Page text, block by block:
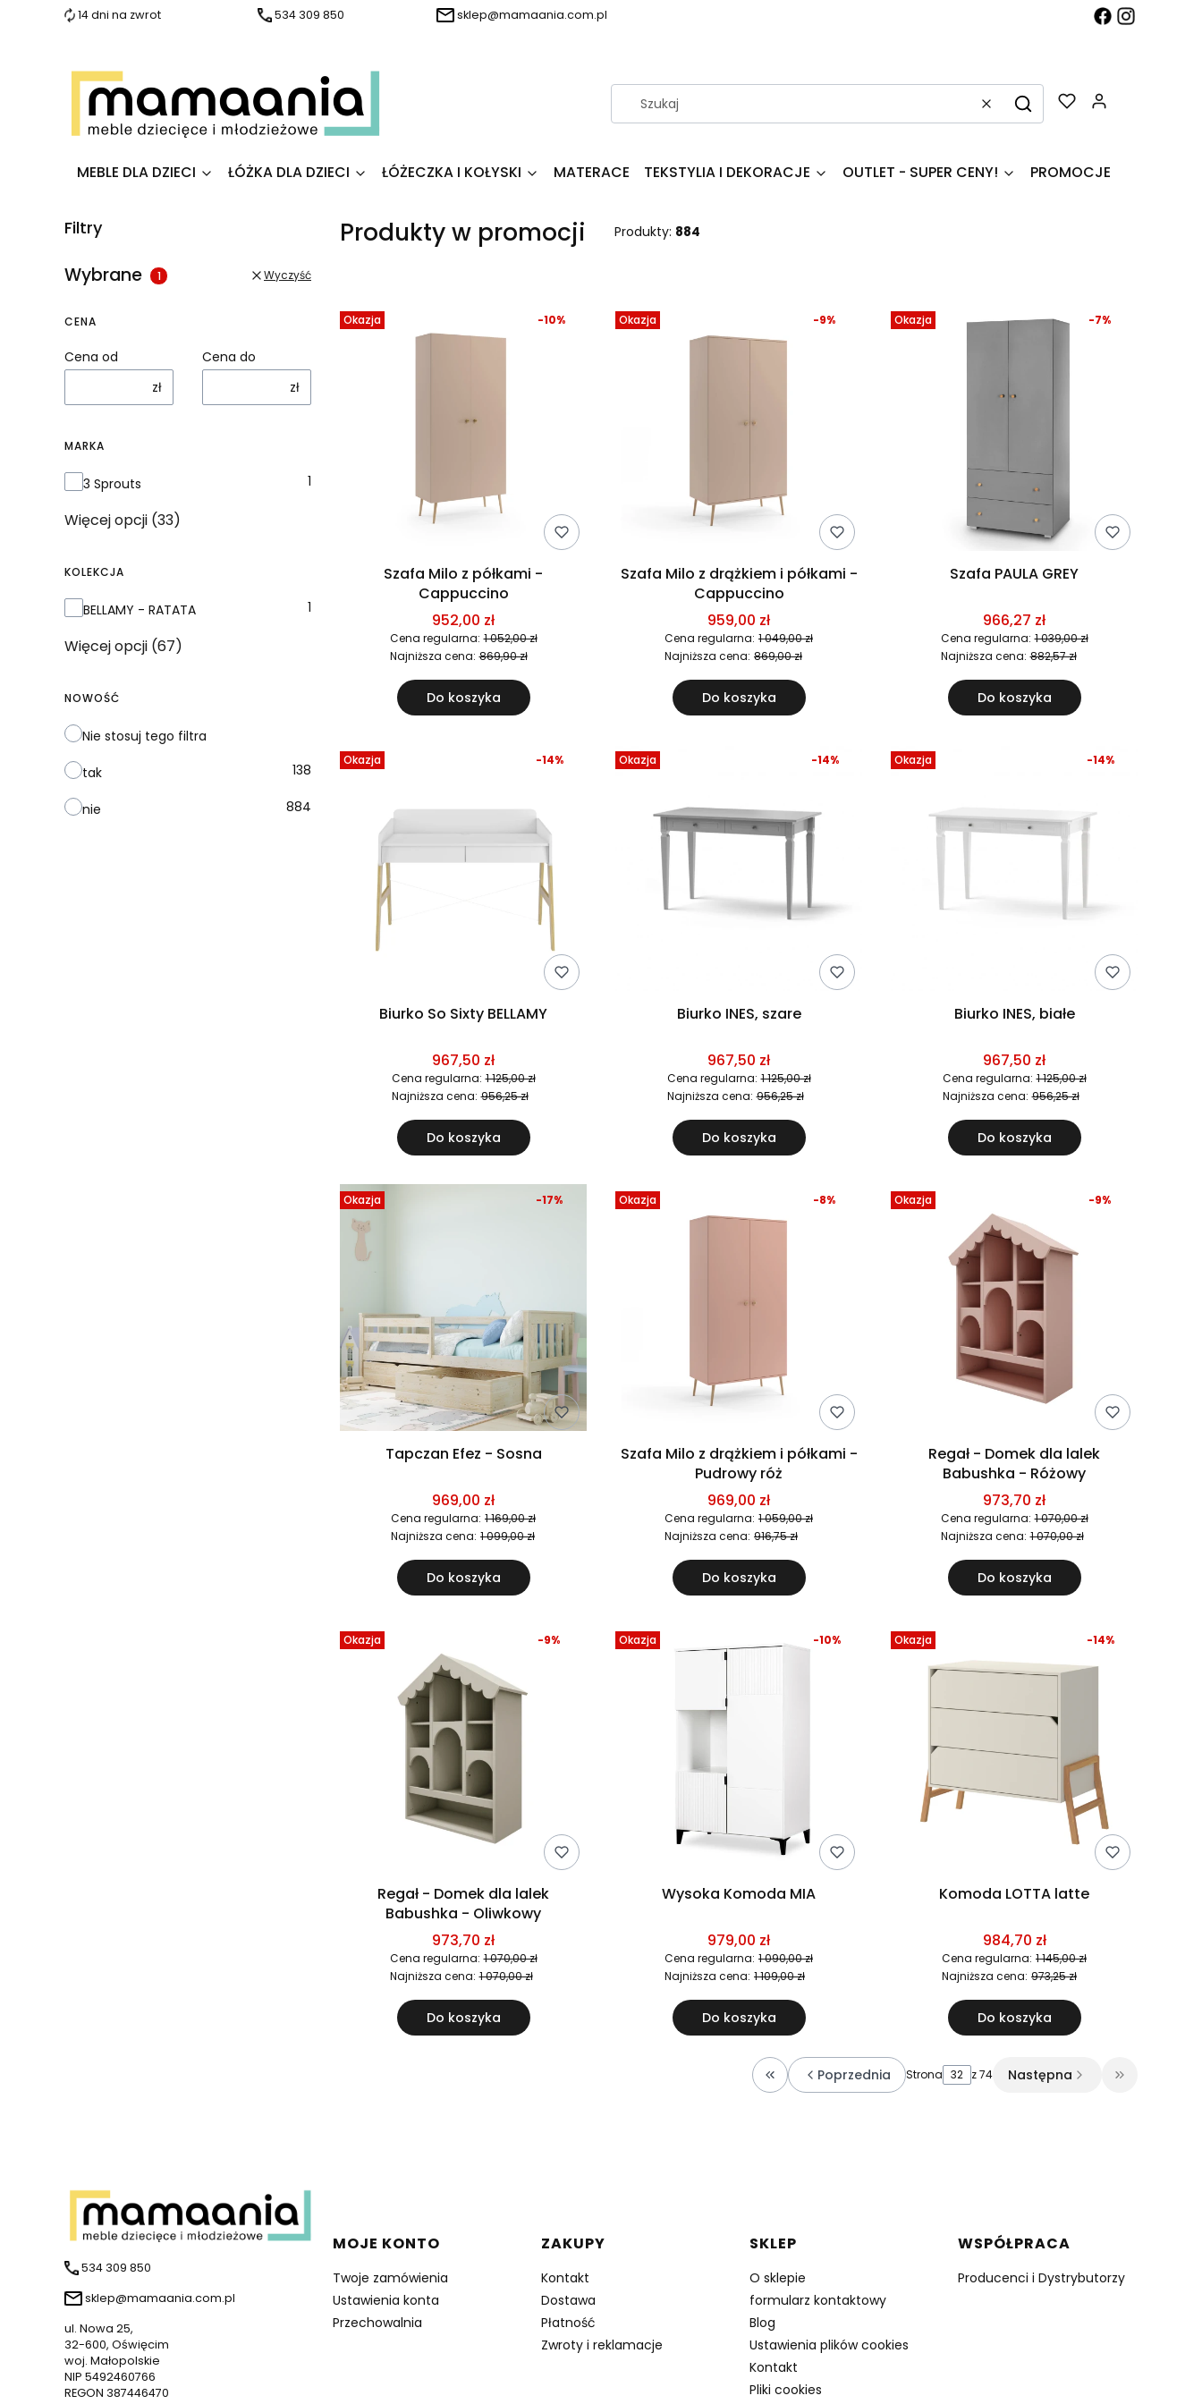
14 dni na zwrot 534 309 850 sklep@mamaania.com.pl
WyczyśćSzukaj
MEBLE DLA DZIECI ŁÓŻKA DLA DZIECI ŁÓŻECZKA I KOŁYSKI MATERACE TEKSTYLIA I DEKORACJE OUTLET - SUPER CENY! PROMOCJE
Filtry
Wybrane Wyczyść
CENA
Cena od
zł
Cena do
zł
MARKA
Marka
3 Sprouts 1
Więcej opcji (33)
KOLEKCJA
Kolekcja
BELLAMY - RATATA 1
Więcej opcji (67)
NOWOŚĆ
Nie stosuj tego filtra
tak 138
nie 884
Produkty w promocji Produkty: 884
Okazja
Szafa Milo z półkami -
Cappuccino
952,00 zł
Cena regularna: 1 052,00 zł
-10%
Najniższa cena: 869,90 zł
Do koszyka
Okazja
Szafa Milo z drążkiem i półkami -
Cappuccino
959,00 zł
Cena regularna: 1 049,00 zł
-9%
Najniższa cena: 869,00 zł
Do koszyka
Okazja
Szafa PAULA GREY
966,27 zł
Cena regularna: 1 039,00 zł
-7%
Najniższa cena: 882,57 zł
Do koszyka
Okazja
Biurko So Sixty BELLAMY
967,50 zł
Cena regularna: 1 125,00 zł
-14%
Najniższa cena: 956,25 zł
Do koszyka
Okazja
Biurko INES, szare
967,50 zł
Cena regularna: 1 125,00 zł
-14%
Najniższa cena: 956,25 zł
Do koszyka
Okazja
Biurko INES, białe
967,50 zł
Cena regularna: 1 125,00 zł
-14%
Najniższa cena: 956,25 zł
Do koszyka
Okazja
Tapczan Efez - Sosna
969,00 zł
Cena regularna: 1 169,00 zł
-17%
Najniższa cena: 1 099,00 zł
Do koszyka
Okazja
Szafa Milo z drążkiem i półkami -
Pudrowy róż
969,00 zł
Cena regularna: 1 059,00 zł
-8%
Najniższa cena: 916,75 zł
Do koszyka
Okazja
Regał - Domek dla lalek
Babushka - Różowy
973,70 zł
Cena regularna: 1 070,00 zł
-9%
Najniższa cena: 1 070,00 zł
Do koszyka
Okazja
Regał - Domek dla lalek
Babushka - Oliwkowy
973,70 zł
Cena regularna: 1 070,00 zł
-9%
Najniższa cena: 1 070,00 zł
Do koszyka
Okazja
Wysoka Komoda MIA
979,00 zł
Cena regularna: 1 090,00 zł
-10%
Najniższa cena: 1 109,00 zł
Do koszyka
Okazja
Komoda LOTTA latte
984,70 zł
Cena regularna: 1 145,00 zł
-14%
Najniższa cena: 973,25 zł
Do koszyka
Wróć do pierwszej strony z produktami
Poprzednia Strona z 74 Następna Przejdź do
534 309 850
sklep@mamaania.com.pl
ul. Nowa 25,
32-600, Oświęcim
woj. Małopolskie
NIP 5492460766
REGON 387446470
Linki w stopce
MOJE KONTO
Twoje zamówienia
Ustawienia konta
Przechowalnia
ZAKUPY
Kontakt
Dostawa
Płatność
Zwroty i reklamacje
SKLEP
O sklepie
formularz kontaktowy
Blog
Ustawienia plików cookies
Kontakt
Pliki cookies
WSPÓŁPRACA
Producenci i Dystrybutorzy